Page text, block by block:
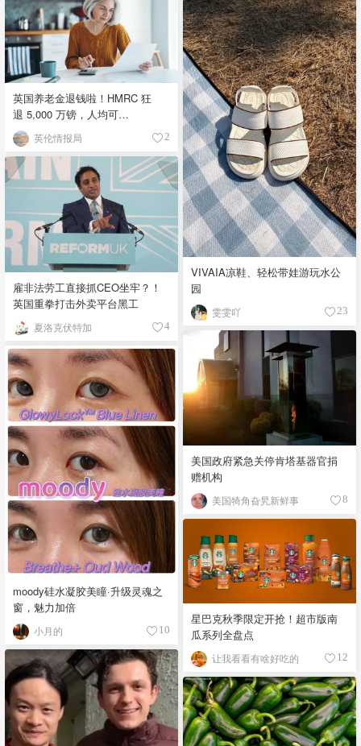
VIVAIA凉鞋、轻松带娃游玩水公
园
雯雯吖 23
英国养老金退钱啦！HMRC 狂
退 5,000 万镑，人均可
领 £4,000！
英伦情报局 2
雇非法劳工直接抓CEO坐牢？！
英国重拳打击外卖平台黑工
夏洛克伏特加 4
美国政府紧急关停肯塔基器官捐
赠机构
美国犄角旮旯新鲜事 8
moody硅水凝胶美瞳·升级灵魂之
窗，魅力加倍
小月的 10
星巴克秋季限定开抢！超市版南
瓜系列全盘点
让我看看有啥好吃的 12